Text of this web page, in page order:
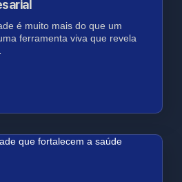
é muito mais do que um
ferramenta viva que revela